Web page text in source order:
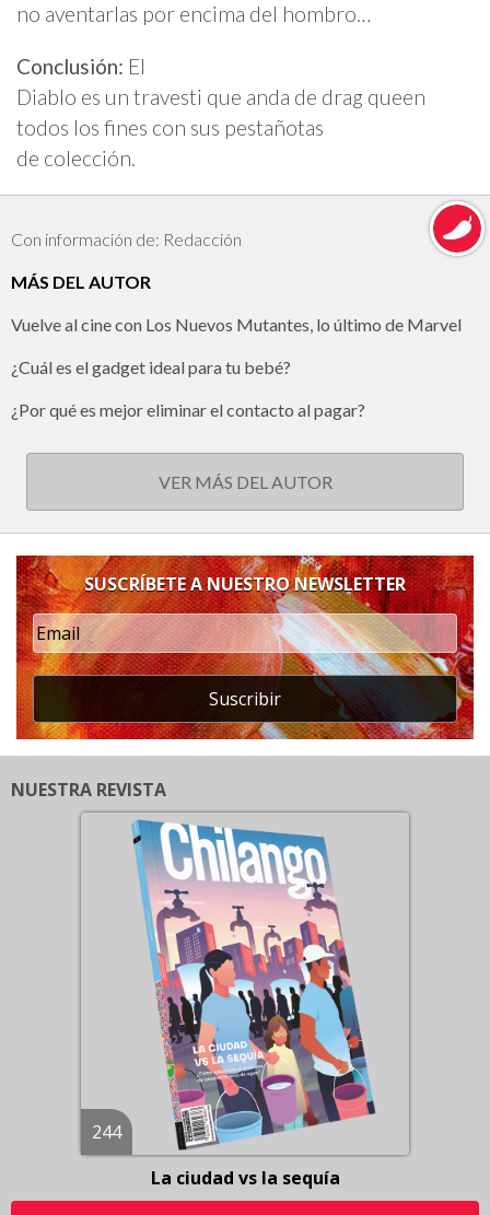
no aventarlas por encima del hombro…
Conclusión: El
Diablo es un travesti que anda de drag queen
todos los fines con sus pestañotas
de colección.
Con información de: Redacción
MÁS DEL AUTOR
Vuelve al cine con Los Nuevos Mutantes, lo último de Marvel
¿Cuál es el gadget ideal para tu bebé?
¿Por qué es mejor eliminar el contacto al pagar?
VER MÁS DEL AUTOR
SUSCRÍBETE A NUESTRO NEWSLETTER
Suscribir
NUESTRA REVISTA
244
La ciudad vs la sequía